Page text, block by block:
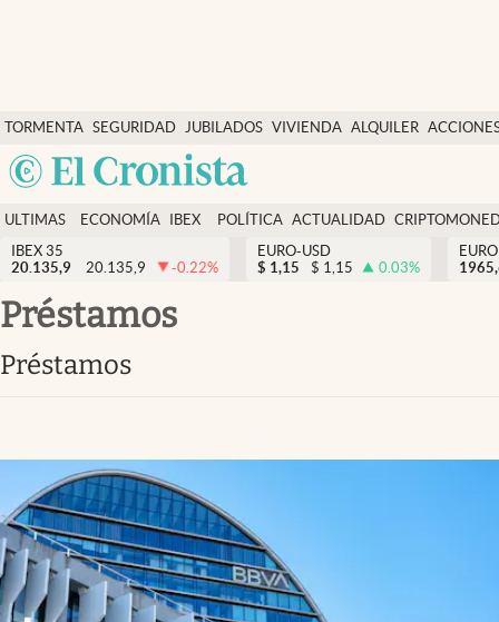
TORMENTA SEGURIDAD
SOCIAL
JUBILADOS VIVIENDA ALQUILER
Economía y finanzas
Política
Actualidad
Criptomonedas
España
ULTIMAS
NOTICIAS
ECONOMÍA
FINANZAS
IBEX
EURO
POLÍTICA ACTUALIDAD
IBEX 35
20.135,9
20.135,9 -0.22%
EURO-USD
$ 1,15 $ 1,15 0.03%
préstamos
préstamos